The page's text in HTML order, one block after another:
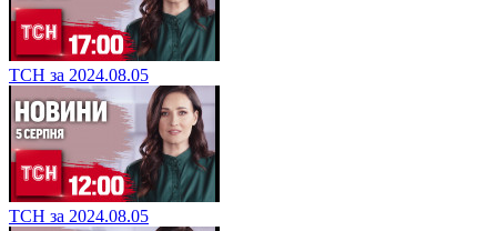
ТСН за 2024.08.05
ТСН за 2024.08.05